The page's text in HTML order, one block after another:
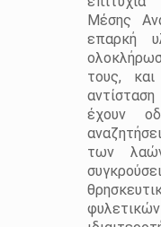
Μέσης
επαρκή
τους, και
έχουν
των